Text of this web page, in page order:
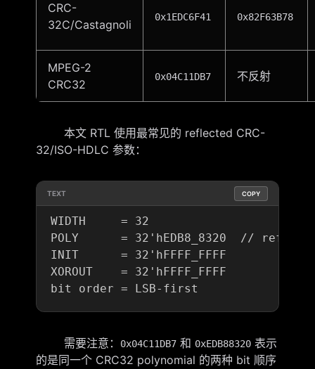
CRC-
32C/Castagnoli
0x1EDC6F41 0x82F63B78
MPEG-2
CRC32
0x04C11DB7 不反射
本文 RTL 使用最常见的 reflected CRC-
32/ISO-HDLC 参数：
TEXT COPY
WIDTH     = 32
POLY      = 32'hEDB8_8320  //
INIT      = 32'hFFFF_FFFF
XOROUT    = 32'hFFFF_FFFF
需要注意： 0x04C11DB7和 0xEDB88320表示
的是同一个 CRC32 polynomial 的两种 bit 顺序